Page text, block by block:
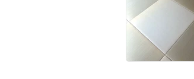
長屋 豊壽